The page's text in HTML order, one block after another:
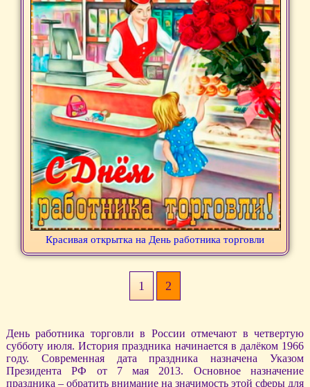
Красивая открытка на День работника торговли
1 2
День работника торговли в России отмечают в четвертую
субботу июля. История праздника начинается в далёком 1966
году. Современная дата праздника назначена Указом
Президента РФ от 7 мая 2013. Основное назначение
праздника – обратить внимание на значимость этой сферы для